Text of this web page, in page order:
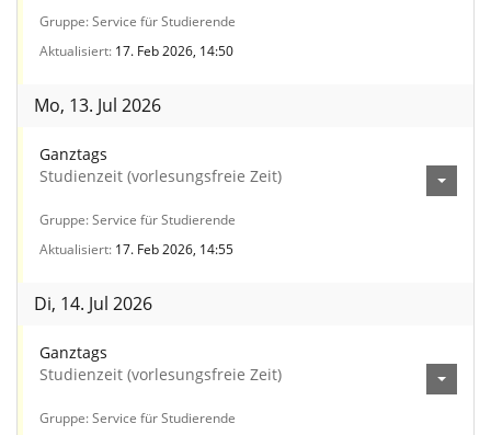
Gruppe Service für Studierende
Aktualisiert 17. Feb 2026, 14:50
Mo, 13. Jul 2026
Ganztags
Studienzeit (vorlesungsfreie Zeit)
Gruppe Service für Studierende
Aktualisiert 17. Feb 2026, 14:55
Di, 14. Jul 2026
Ganztags
Studienzeit (vorlesungsfreie Zeit)
Gruppe Service für Studierende